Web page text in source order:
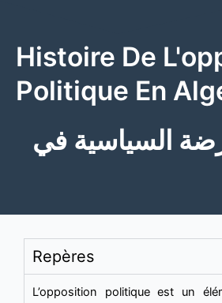
Histoire De
Politique En
السياسية في
Repères
L’opposition politique est un